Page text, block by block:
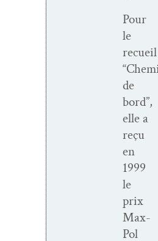
Pour
le
recueil
de
bord”,
elle a
reçu
en
1999
le
prix
Max-
Pol